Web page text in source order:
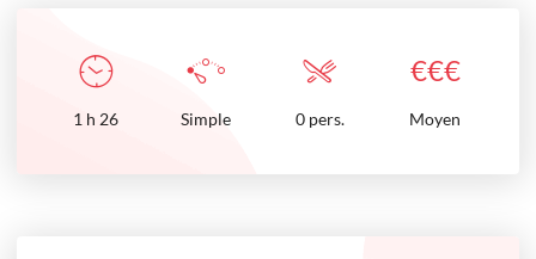
€€€
1 h 26 Simple 0 pers. Moyen